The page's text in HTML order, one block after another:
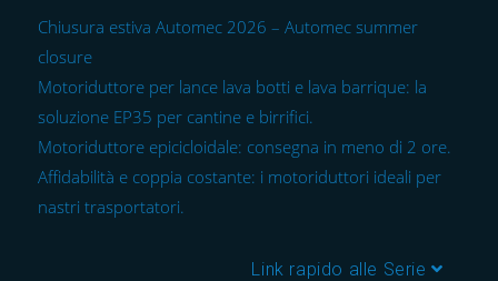
Chiusura estiva Automec 2026 – Automec summer
closure
Motoriduttore per lance lava botti e lava barrique: la
soluzione EP35 per cantine e birrifici.
Motoriduttore epicicloidale: consegna in meno di 2 ore.
Affidabilità e coppia costante: i motoriduttori ideali per
nastri trasportatori.
Link rapido alle Serie